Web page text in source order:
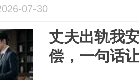
07-30
丈夫出轨我
偿，一句话